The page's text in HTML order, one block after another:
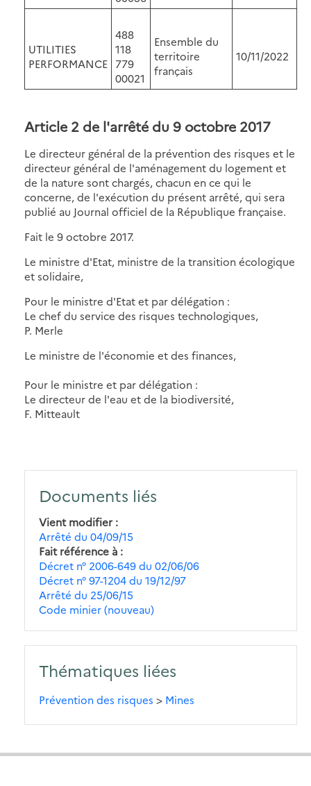
UTILITIES
PERFORMANCE
488
118
779
00021
Ensemble du
territoire
français
10/11/2022
Article 2 de l'arrêté du 9 octobre 2017
Le directeur général de la prévention des risques et le
directeur général de l'aménagement du logement et
de la nature sont chargés, chacun en ce qui le
concerne, de l'exécution du présent arrêté, qui sera
publié au Journal officiel de la République française.
Fait le 9 octobre 2017.
Le ministre d'Etat, ministre de la transition écologique
et solidaire,
Pour le ministre d'Etat et par délégation :
Le chef du service des risques technologiques,
P. Merle
Le ministre de l'économie et des finances,
Pour le ministre et par délégation :
Le directeur de l'eau et de la biodiversité,
F. Mitteault
Documents liés
Vient modifier
Arrêté du 04/09/15
Fait référence à
Décret n° 2006-649 du 02/06/06
Décret n° 97-1204 du 19/12/97
Arrêté du 25/06/15
Code minier (nouveau)
Thématiques liées
Prévention des risques > Mines